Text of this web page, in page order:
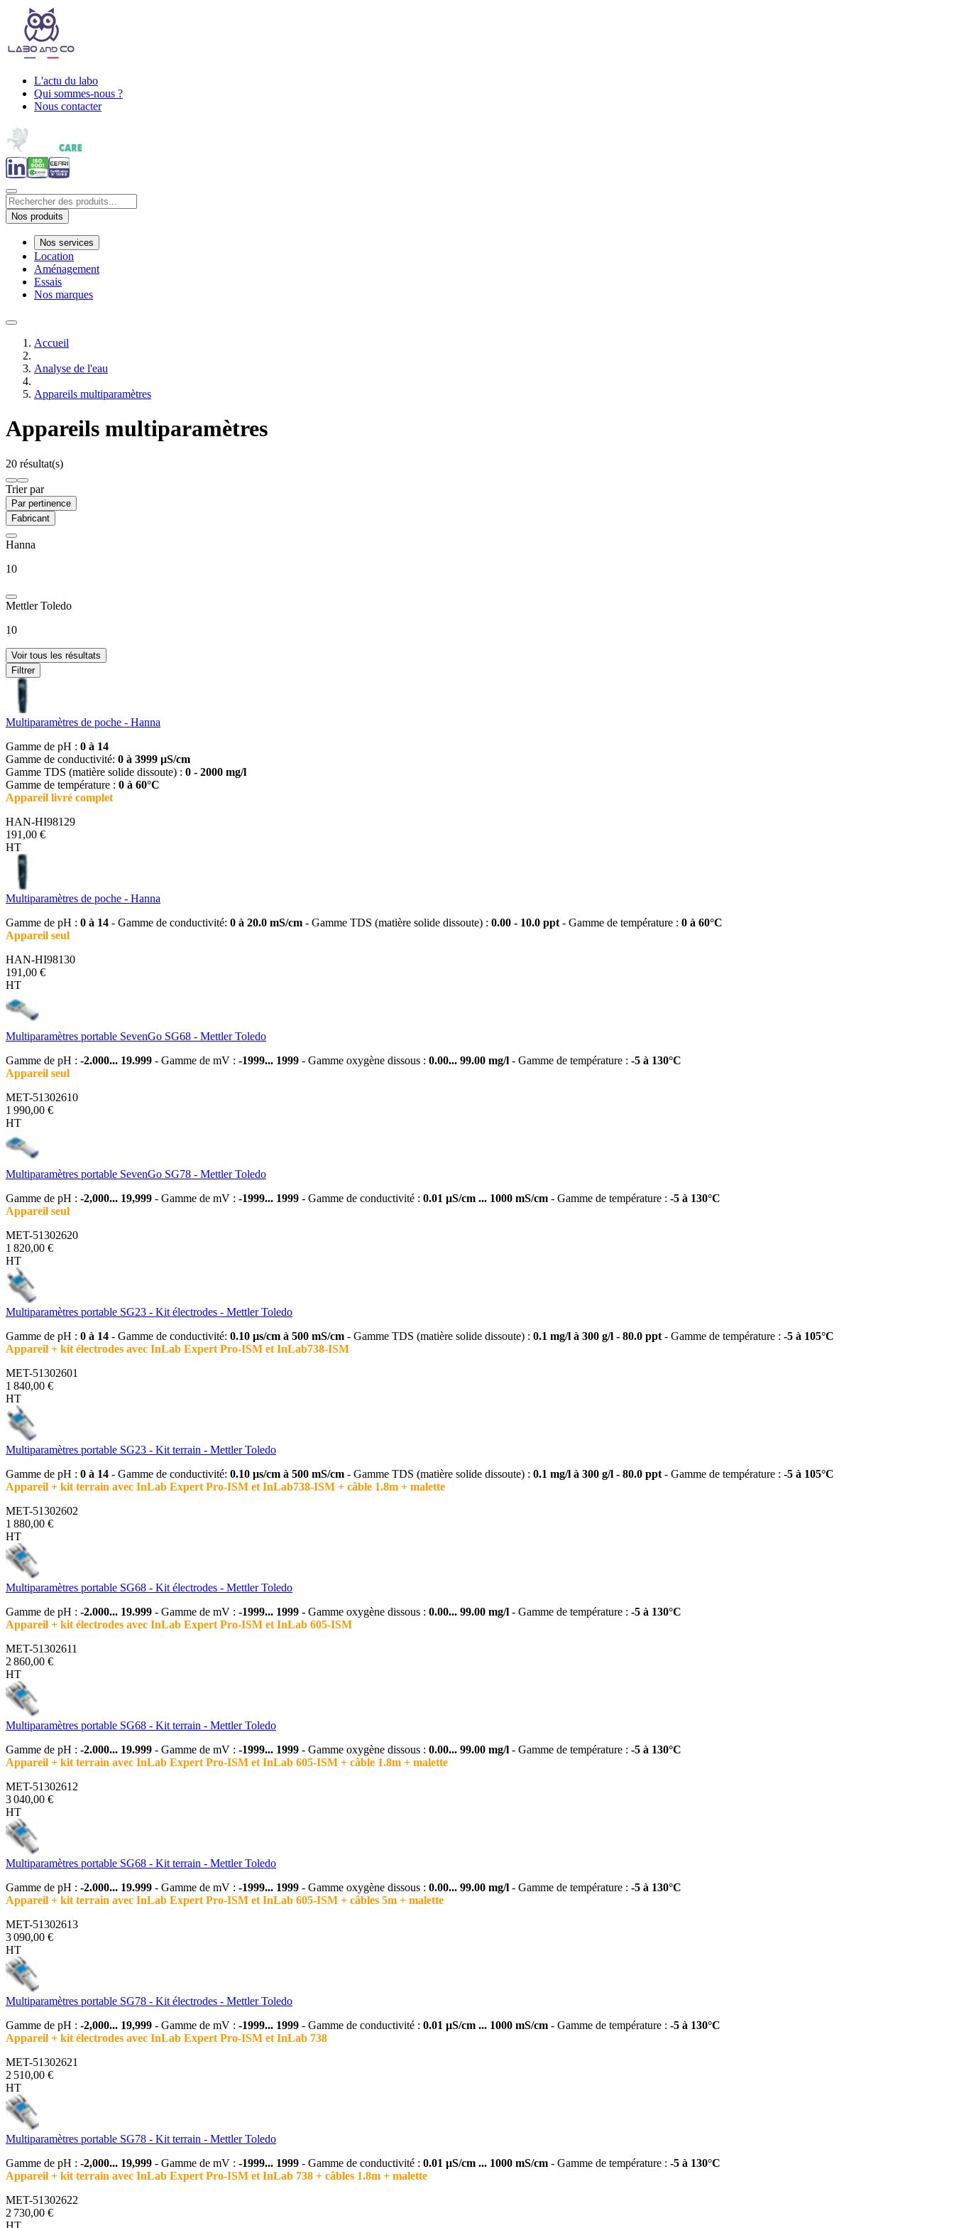
L'actu du labo
Qui sommes-nous ?
Nous contacter
Nos produits
Nos services
Location
Aménagement
Essais
Nos marques
Accueil
Analyse de l'eau
Appareils multiparamètres
Appareils multiparamètres
20 résultat(s)
Trier par
Par pertinence
Fabricant
Hanna
10
Mettler Toledo
10
Voir tous les résultats
Filtrer
Multiparamètres de poche - Hanna
Gamme de pH : 0 à 14
Gamme de conductivité: 0 à 3999 µS/cm
Gamme TDS (matière solide dissoute) : 0 - 2000 mg/l
Gamme de température : 0 à 60°C
Appareil livré complet
HAN-HI98129
191,00 €
HT
Multiparamètres de poche - Hanna
Gamme de pH : 0 à 14 - Gamme de conductivité: 0 à 20.0 mS/cm - Gamme TDS (matière solide dissoute) : 0.00 - 10.0 ppt - Gamme de température : 0 à 60°C
Appareil seul
HAN-HI98130
191,00 €
HT
Multiparamètres portable SevenGo SG68 - Mettler Toledo
Gamme de pH : -2.000... 19.999 - Gamme de mV : -1999... 1999 - Gamme oxygène dissous : 0.00... 99.00 mg/l - Gamme de température : -5 à 130°C
Appareil seul
MET-51302610
1 990,00 €
HT
Multiparamètres portable SevenGo SG78 - Mettler Toledo
Gamme de pH : -2,000... 19,999 - Gamme de mV : -1999... 1999 - Gamme de conductivité : 0.01 μS/cm ... 1000 mS/cm - Gamme de température : -5 à 130°C
Appareil seul
MET-51302620
1 820,00 €
HT
Multiparamètres portable SG23 - Kit électrodes - Mettler Toledo
Gamme de pH : 0 à 14 - Gamme de conductivité: 0.10 µs/cm à 500 mS/cm - Gamme TDS (matière solide dissoute) : 0.1 mg/l à 300 g/l - 80.0 ppt - Gamme de température : -5 à 105°C
Appareil + kit électrodes avec InLab Expert Pro-ISM et InLab738-ISM
MET-51302601
1 840,00 €
HT
Multiparamètres portable SG23 - Kit terrain - Mettler Toledo
Gamme de pH : 0 à 14 - Gamme de conductivité: 0.10 µs/cm à 500 mS/cm - Gamme TDS (matière solide dissoute) : 0.1 mg/l à 300 g/l - 80.0 ppt - Gamme de température : -5 à 105°C
Appareil + kit terrain avec InLab Expert Pro-ISM et InLab738-ISM + câble 1.8m + malette
MET-51302602
1 880,00 €
HT
Multiparamètres portable SG68 - Kit électrodes - Mettler Toledo
Gamme de pH : -2.000... 19.999 - Gamme de mV : -1999... 1999 - Gamme oxygène dissous : 0.00... 99.00 mg/l - Gamme de température : -5 à 130°C
Appareil + kit électrodes avec InLab Expert Pro-ISM et InLab 605-ISM
MET-51302611
2 860,00 €
HT
Multiparamètres portable SG68 - Kit terrain - Mettler Toledo
Gamme de pH : -2.000... 19.999 - Gamme de mV : -1999... 1999 - Gamme oxygène dissous : 0.00... 99.00 mg/l - Gamme de température : -5 à 130°C
Appareil + kit terrain avec InLab Expert Pro-ISM et InLab 605-ISM + câble 1.8m + malette
MET-51302612
3 040,00 €
HT
Multiparamètres portable SG68 - Kit terrain - Mettler Toledo
Gamme de pH : -2.000... 19.999 - Gamme de mV : -1999... 1999 - Gamme oxygène dissous : 0.00... 99.00 mg/l - Gamme de température : -5 à 130°C
Appareil + kit terrain avec InLab Expert Pro-ISM et InLab 605-ISM + câbles 5m + malette
MET-51302613
3 090,00 €
HT
Multiparamètres portable SG78 - Kit électrodes - Mettler Toledo
Gamme de pH : -2,000... 19,999 - Gamme de mV : -1999... 1999 - Gamme de conductivité : 0.01 μS/cm ... 1000 mS/cm - Gamme de température : -5 à 130°C
Appareil + kit électrodes avec InLab Expert Pro-ISM et InLab 738
MET-51302621
2 510,00 €
HT
Multiparamètres portable SG78 - Kit terrain - Mettler Toledo
Gamme de pH : -2,000... 19,999 - Gamme de mV : -1999... 1999 - Gamme de conductivité : 0.01 μS/cm ... 1000 mS/cm - Gamme de température : -5 à 130°C
Appareil + kit terrain avec InLab Expert Pro-ISM et InLab 738 + câbles 1.8m + malette
MET-51302622
2 730,00 €
HT